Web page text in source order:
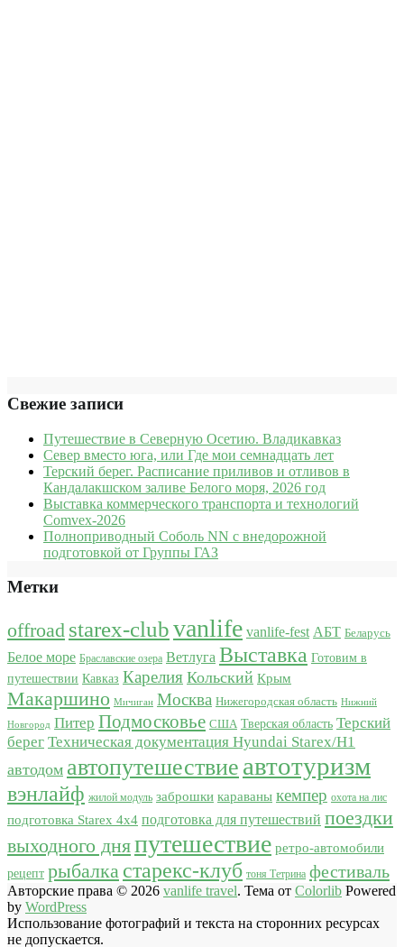
Свежие записи
Путешествие в Северную Осетию. Владикавказ
Север вместо юга, или Где мои семнадцать лет
Терский берег. Расписание приливов и отливов в
Кандалакшском заливе Белого моря, 2026 год
Выставка коммерческого транспорта и технологий
Comvex-2026
Полноприводный Соболь NN с внедорожной
подготовкой от Группы ГАЗ
Метки
offroad starex-clubvanlife vanlife-fest АБТ Беларусь
Белое море Браславские озера Ветлуга Выставка Готовим в
путешествии Кавказ Карелия Кольский Крым
Макаршино Мичиган Москва Нижегородская область Нижний
Новгород Питер Подмосковье США Тверская область Терский
берег Техническая документация Hyundai Starex/H1
автодом автопутешествие автотуризм
вэнлайф жилой модуль заброшки караваны кемпер охота на лис
подготовка Starex 4x4 подготовка для путешествий поездки
выходного дняпутешествие ретро-автомобили
рецепт рыбалка старекс-клуб тоня Тетрина фестиваль
Авторские права © 2026 vanlife travel. Тема от Colorlib Powered
by WordPress
Использование фотографий и текста на сторонних ресурсах
не допускается.